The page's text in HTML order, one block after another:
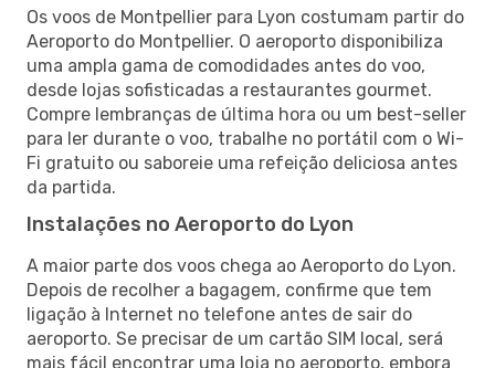
Os voos de Montpellier para Lyon costumam partir do
Aeroporto do Montpellier. O aeroporto disponibiliza
uma ampla gama de comodidades antes do voo,
desde lojas sofisticadas a restaurantes gourmet.
Compre lembranças de última hora ou um best-seller
para ler durante o voo, trabalhe no portátil com o Wi-
Fi gratuito ou saboreie uma refeição deliciosa antes
da partida.
Instalações no Aeroporto do Lyon
A maior parte dos voos chega ao Aeroporto do Lyon.
Depois de recolher a bagagem, confirme que tem
ligação à Internet no telefone antes de sair do
aeroporto. Se precisar de um cartão SIM local, será
mais fácil encontrar uma loja no aeroporto, embora